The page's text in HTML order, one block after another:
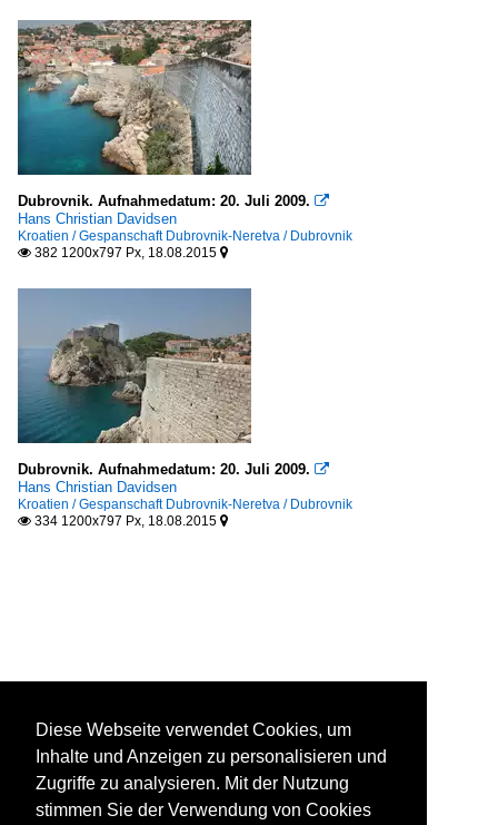
Dubrovnik. Aufnahmedatum: 20. Juli 2009. 
Hans Christian Davidsen
Kroatien / Gespanschaft Dubrovnik-Neretva / Dubrovnik
 382 1200x797 Px, 18.08.2015 
Dubrovnik. Aufnahmedatum: 20. Juli 2009. 
Hans Christian Davidsen
Kroatien / Gespanschaft Dubrovnik-Neretva / Dubrovnik
 334 1200x797 Px, 18.08.2015 
Diese Webseite verwendet Cookies, um
Inhalte und Anzeigen zu personalisieren und
Zugriffe zu analysieren. Mit der Nutzung
stimmen Sie der Verwendung von Cookies